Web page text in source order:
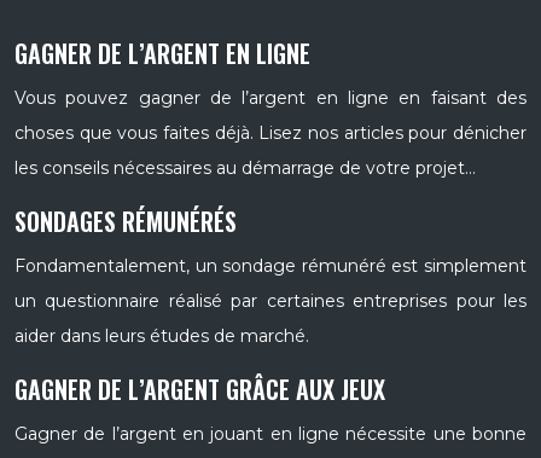
GAGNER DE L’ARGENT EN LIGNE
Vous pouvez gagner de l’argent en ligne en faisant des
choses que vous faites déjà. Lisez nos articles pour dénicher
les conseils nécessaires au démarrage de votre projet…
SONDAGES RÉMUNÉRÉS
Fondamentalement, un sondage rémunéré est simplement
un questionnaire réalisé par certaines entreprises pour les
aider dans leurs études de marché.
GAGNER DE L’ARGENT GRÂCE AUX JEUX
Gagner de l’argent en jouant en ligne nécessite une bonne